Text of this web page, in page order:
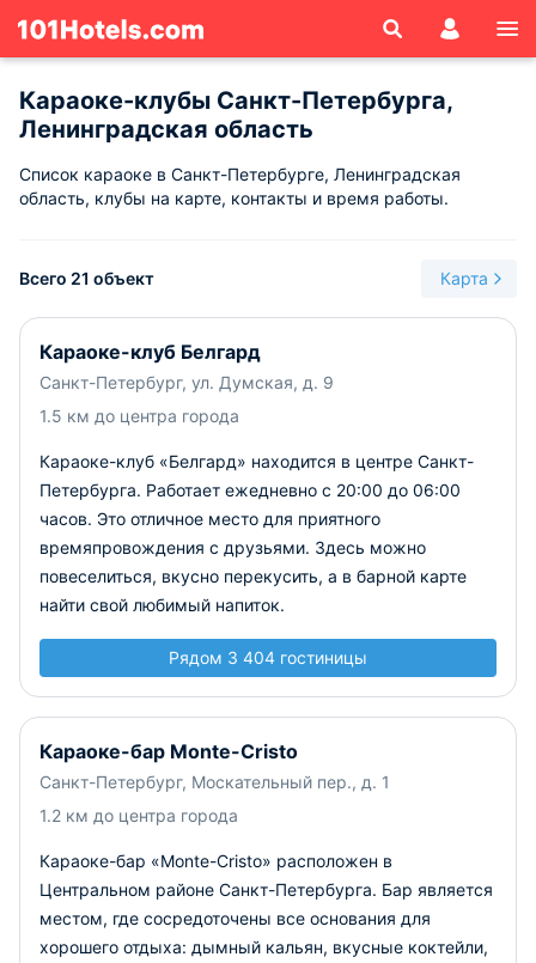
Караоке-клубы Санкт-Петербурга,
Ленинградская область
Список караоке в Санкт-Петербурге, Ленинградская
область, клубы на карте, контакты и время работы.
Всего 21 объект Карта
Караоке-клуб Белгард
Санкт-Петербург, ул. Думская, д. 9
1.5 км до центра города
Караоке-клуб «Белгард» находится в центре Санкт-
Петербурга. Работает ежедневно с 20:00 до 06:00
часов. Это отличное место для приятного
времяпровождения с друзьями. Здесь можно
повеселиться, вкусно перекусить, а в барной карте
найти свой любимый напиток.
Рядом 3 404 гостиницы
Караоке-бар Monte-Cristo
Санкт-Петербург, Москательный пер., д. 1
1.2 км до центра города
Караоке-бар «Monte-Cristo» расположен в
Центральном районе Санкт-Петербурга. Бар является
местом, где сосредоточены все основания для
хорошего отдыха: дымный кальян, вкусные коктейли,